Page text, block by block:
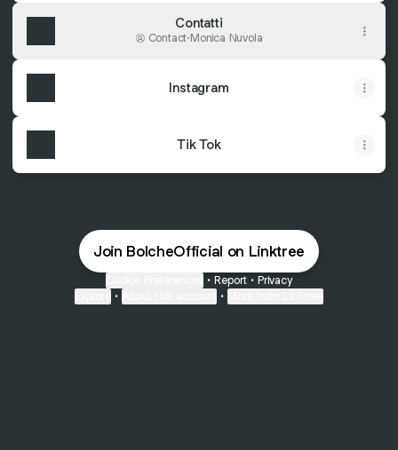
Contatti
Contact· Monica Nuvola
Instagram
Tik Tok
Join BolcheOfficial on Linktree
• Report • Privacy
• •